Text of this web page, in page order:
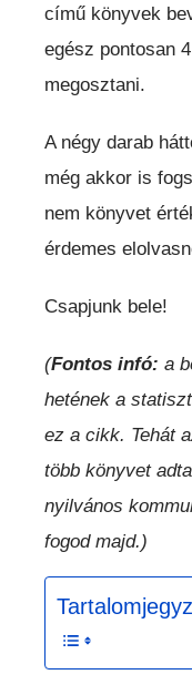
című könyvek
egész pontosan
megosztani.
A négy darab
még akkor is
nem könyvet
érdemes
Csapjunk bele!
(Fontos infó: a
hetének a
ez a cikk. Tehát
több könyvet
nyilvános
fogod majd.)